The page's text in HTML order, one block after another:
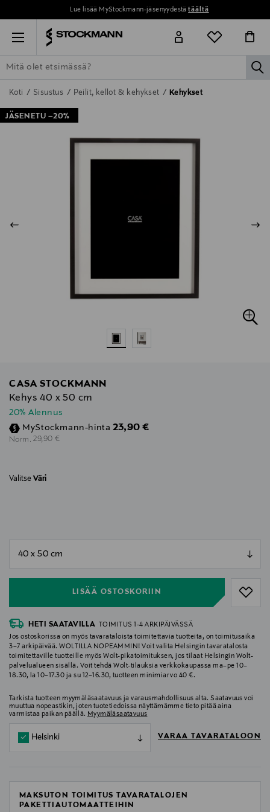
Lue lisää MyStockmann-jäsenyydestätäältä
Menu
ETSI KAIKKI NAISET MIEHET LAPSET KOTI
Koti Sisustus Peilit, kellot & kehykset Kehykset
JÄSENETU –20%
CASA STOCKMANN
Kehys 40 x 50 cm
20% Alennus
MyStockmann-hinta Discounted Price
23,90 €
Norm. Original Price
29,90 €
Valitse Väri
LISÄÄ OSTOSKORIIN
null
HETI SAATAVILLA TOIMITUS 1-4 ARKIPÄIVÄSSÄ
Jos ostoskorissa on myös tavarataloista toimitettavia tuotteita, on toimitusaika
3–7 arkipäivää. WOLTILLA NOPEAMMIN! Voit valita Helsingin tavaratalosta
toimitettaville tuotteille myös Wolt-pikatoimituksen, jos tilaat Helsingin Wolt-
palvelualueen sisällä. Voit tehdä Wolt-tilauksia verkkokaupassa ma–pe 10–
18.30, la 10–17.30 ja su 12–16.30, tuotteen minimiarvo 40 €.
Tarkista tuotteen myymäläsaatavuus ja varausmahdollisuus alta. Saatavuus voi
muuttua nopeastikin, joten tuotetiedoissa näyttämämme tieto pitää aina
varmistaa paikan päällä. Myymäläsaatavuus
Helsinki VARAA TAVARATALOON
MAKSUTON TOIMITUS TAVARATALOJEN
PAKETTIAUTOMAATTEIHIN